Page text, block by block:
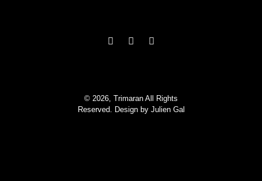
© 2026, Trimaran All Rights
Reserved. Design byJulien Gal